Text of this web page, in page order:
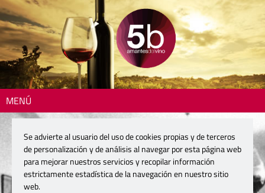
MENÚ
Se advierte al usuario del uso de cookies propias y de terceros
de personalización y de análisis al navegar por esta página web
para mejorar nuestros servicios y recopilar información
estrictamente estadística de la navegación en nuestro sitio
web.